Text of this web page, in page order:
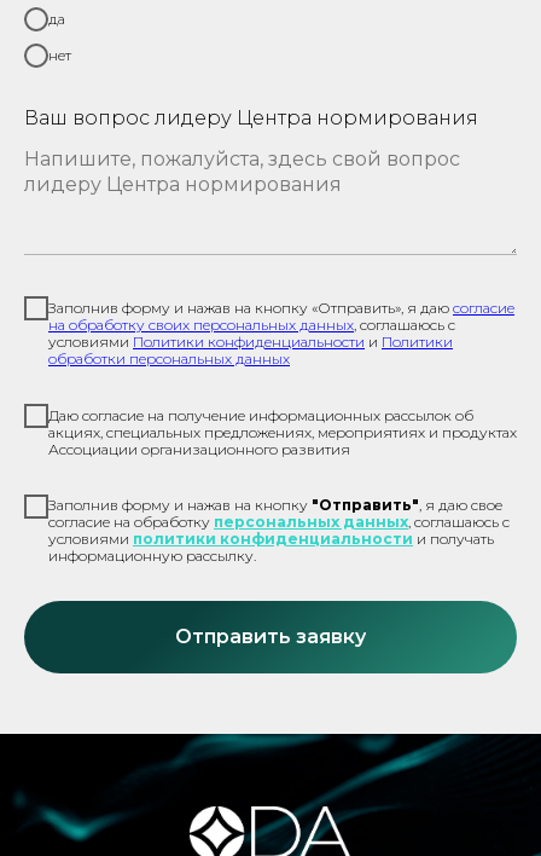
да
нет
Ваш вопрос лидеру Центра нормирования
Заполнив форму и нажав на кнопку «Отправить», я даю согласие
на обработку своих персональных данных , соглашаюсь с
условиями Политики конфиденциальности и Политики
обработки персональных данных
Даю согласие на получение информационных рассылок об
акциях, специальных предложениях, мероприятиях и продуктах
Ассоциации организационного развития
Заполнив форму и нажав на кнопку "Отправить", я даю свое
согласие на обработку персональных данных, соглашаюсь с
условиями политики конфиденциальности и получать
информационную рассылку.
Отправить заявку